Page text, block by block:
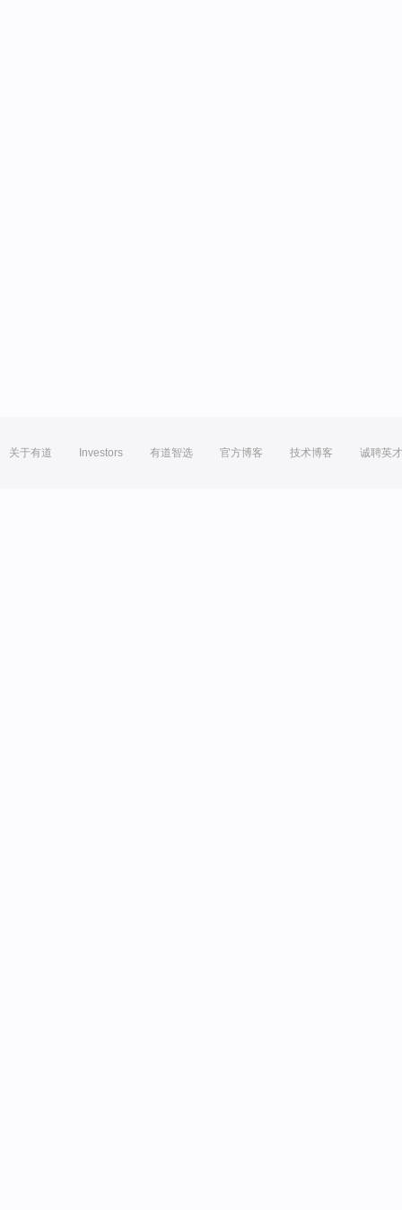
关于有道 Investors 有道智选 官方博客 技术博客 诚聘英才